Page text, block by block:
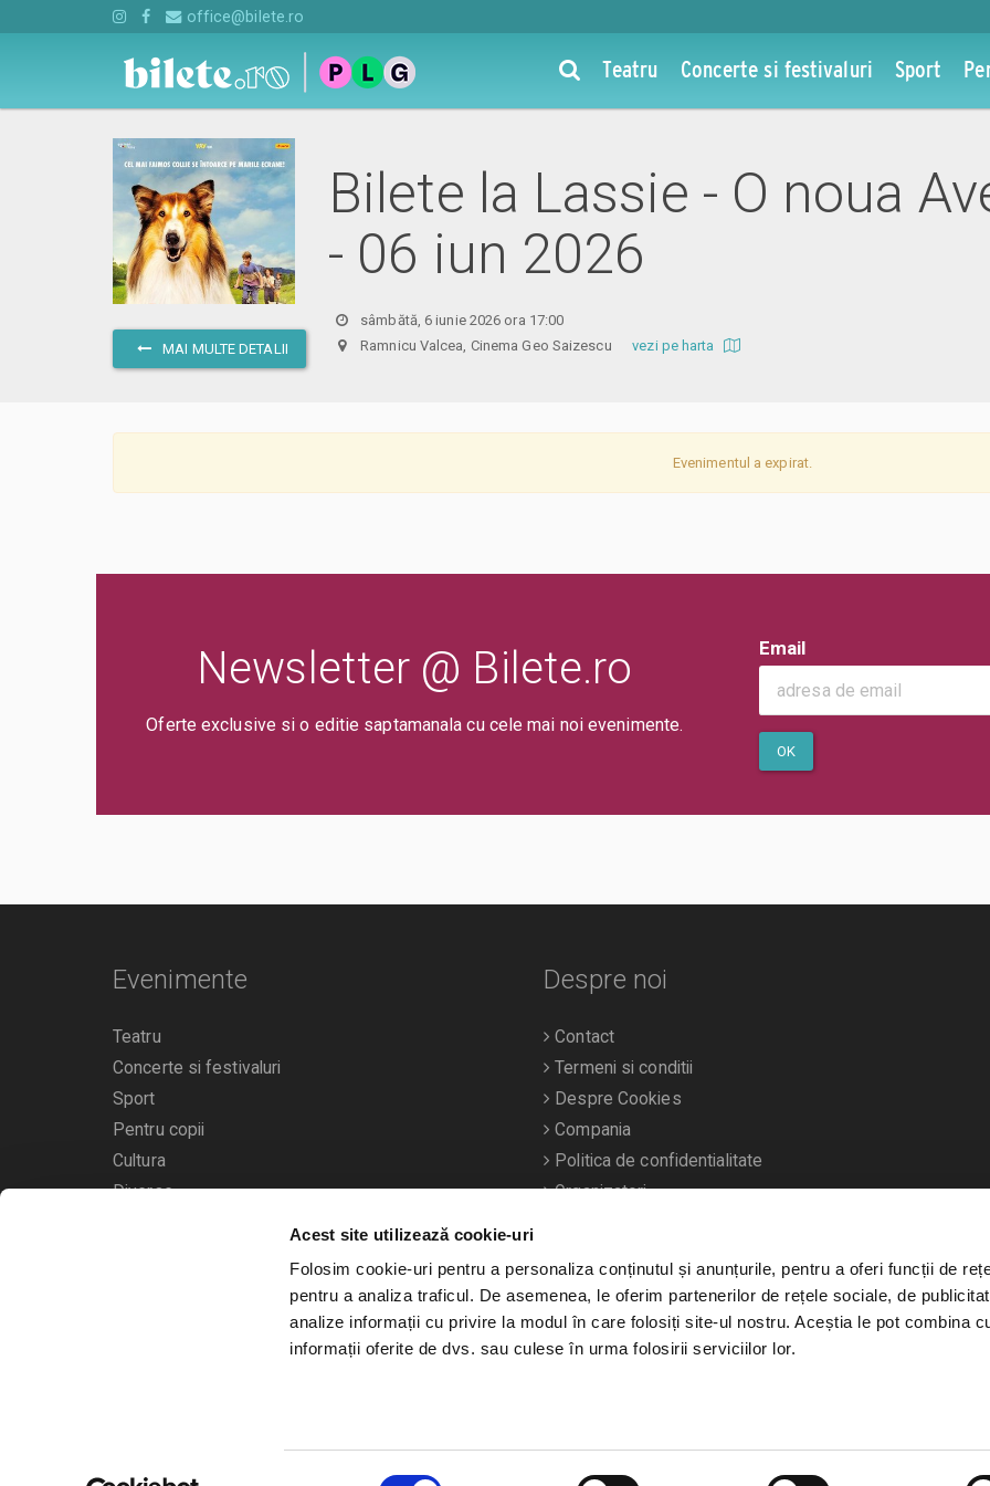
Acest site utilizează cookie-uri
Folosim cookie-uri pentru a personaliza conținutul și anunțurile, pentru a oferi funcții de
pentru a analiza traficul. De asemenea, le oferim partenerilor de rețele sociale, de
analize informații cu privire la modul în care folosiți site-ul nostru. Aceștia le pot combina
informații oferite de dvs. sau culese în urma folosirii serviciilor lor.
office@bilete.ro
Teatru Concerte si festivaluri Sport
MAI MULTE DETALII
Bilete la Lassie - O noua
- 06 iun 2026
sâmbătă, 6 iunie 2026 ora 17:00
Ramnicu Valcea, Cinema Geo Saizescuvezi pe harta
Evenimentul a expirat.
Newsletter @ Bilete.ro
Oferte exclusive si o editie saptamanala cu cele mai noi evenimente.
Email
OK
Evenimente
Teatru
Concerte si festivaluri
Sport
Pentru copii
Cultura
Diverse
Calendarul evenimentelor
Despre noi
Contact
Termeni si conditii
Despre Cookies
Compania
Politica de confidentialitate
Organizatori
Bilete.ro